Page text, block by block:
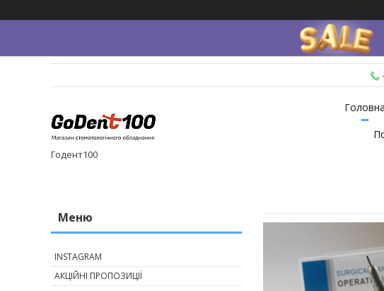
Годент100
Головна
INSTAGRAM
АКЦІЙНІ ПРОПОЗИЦІЇ